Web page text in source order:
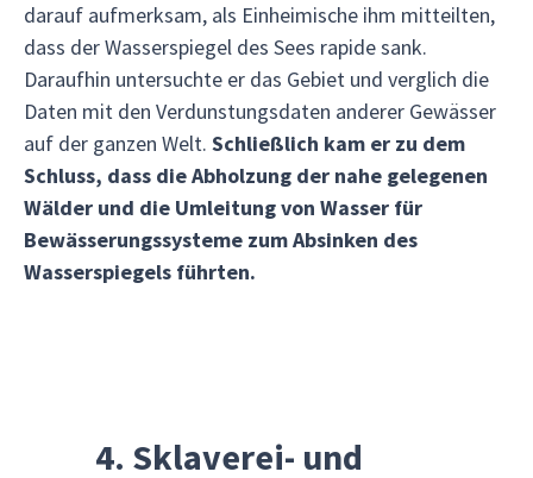
darauf aufmerksam, als Einheimische ihm mitteilten,
dass der Wasserspiegel des Sees rapide sank.
Daraufhin untersuchte er das Gebiet und verglich die
Daten mit den Verdunstungsdaten anderer Gewässer
auf der ganzen Welt. Schließlich kam er zu dem
Schluss, dass die Abholzung der nahe gelegenen
Wälder und die Umleitung von Wasser für
Bewässerungssysteme zum Absinken des
Wasserspiegels führten.
4. Sklaverei- und